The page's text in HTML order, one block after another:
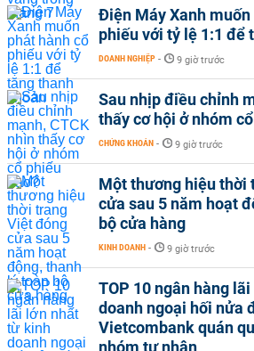
Điện Máy Xanh
phiếu với tỷ lệ 1:1 để
DOANH NGHIỆP - 9 giờ trước
Sau nhịp điều chỉnh
thấy cơ hội ở nhóm
CHỨNG KHOÁN - 9 giờ trước
Một thương hiệu thời
cửa sau 5 năm hoạt
bộ cửa hàng
KINH DOANH - 9 giờ trước
TOP 10 ngân hàng
doanh ngoại hối nửa
Vietcombank quán
nhóm tư nhân